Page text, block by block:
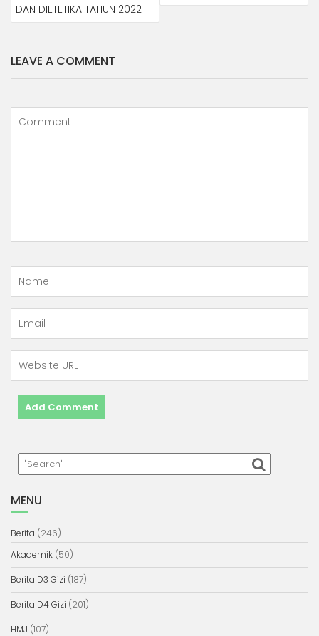
DAN DIETETIKA TAHUN 2022
LEAVE A COMMENT
MENU
Berita (246)
Akademik (50)
Berita D3 Gizi (187)
Berita D4 Gizi (201)
HMJ (107)